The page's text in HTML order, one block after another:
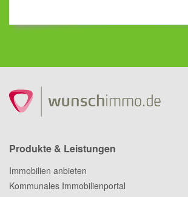
publik macht.
Produkte & Leistungen
Immobilien anbieten
Kommunales Immobilienportal